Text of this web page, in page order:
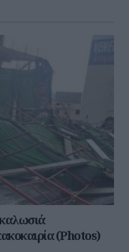
(Photos)